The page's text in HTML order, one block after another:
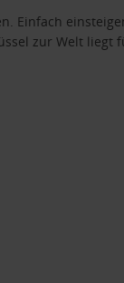
Einfach
zur Welt liegt